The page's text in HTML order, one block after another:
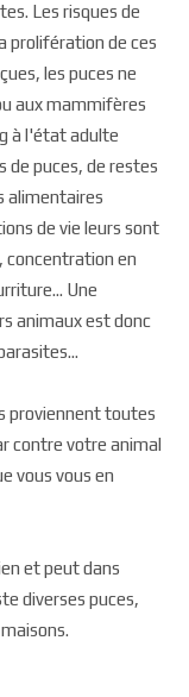
Les risques de
prolifération de ces
les puces ne
aux mammifères
à l'état adulte
de puces, de restes
alimentaires
de vie leurs sont
concentration en
Une
animaux est donc
proviennent toutes
contre votre animal
vous vous en
et peut dans
diverses puces,